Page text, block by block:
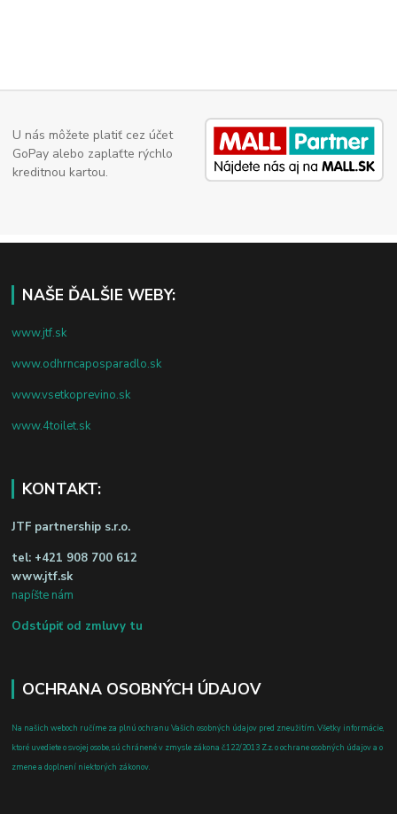
U nás môžete platiť cez účet
GoPay alebo zaplaťte rýchlo
kreditnou kartou.
NAŠE ĎALŠIE WEBY:
www.jtf.sk
www.odhrncaposparadlo.sk
www.vsetkoprevino.sk
www.4toilet.sk
KONTAKT:
JTF partnership s.r.o.
tel: +421 908 700 612
www.jtf.sk
napíšte nám
Odstúpiť od zmluvy tu
OCHRANA OSOBNÝCH ÚDAJOV
Na našich weboch ručíme za plnú ochranu Vašich osobných údajov pred zneužitím. Všetky informácie,
ktoré uvediete o svojej osobe, sú chránené v zmysle zákona č.122/2013 Z.z. o ochrane osobných údajov a o
zmene a doplnení niektorých zákonov.